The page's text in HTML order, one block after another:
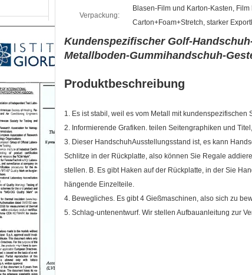
Verpackung:
Blasen-Film und Karton-Kasten, Film
Carton+Foam+Stretch, starker
Kundenspezifischer Golf-
Metallboden-Gummihandschuh-
Produktbeschreibung
1. Es ist stabil, weil es vom Metall mit
2. Informierende Grafiken. teilen Seitengraphiken und
3. Dieser HandschuhAusstellungsstand ist, es kann
Schlitze in der Rückplatte, also können Sie Regale
stellen. B. Es gibt Haken auf der Rückplatte, in der Sie
hängende Einzelteile.
4. Bewegliches. Es gibt 4 Gießmaschinen, also sich zu
5. Schlag-untenentwurf. Wir stellen Aufbauanleitung zur